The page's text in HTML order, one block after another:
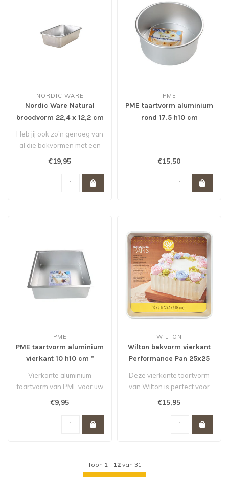
NORDIC WARE
Nordic Ware Natural
broodvorm 22,4 x 12,2 cm
Heb jij ook zo'n genoeg van
al die bakvormen met een
antikleeflaag? Deze
€19,95
PME
PME taartvorm aluminium
rond 17.5 h10 cm
€15,50
PME
PME taartvorm aluminium
vierkant 10 h10 cm *
Vierkante aluminium
taartvorm van PME voor uw
€9,95
WILTON
Wilton bakvorm vierkant
Performance Pan 25x25
Deze vierkante taartvorm
van Wilton is perfect voor
€15,95
Toon 1 - 12van 31